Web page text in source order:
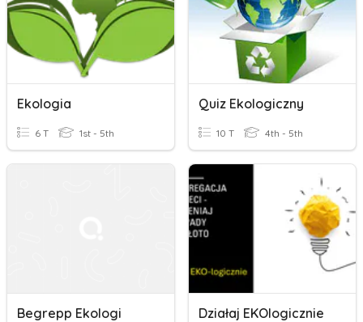
Ekologia
6 T 1st - 5th
Quiz Ekologiczny
10 T 4th - 5th
Begrepp Ekologi Działaj EKOlogicznie